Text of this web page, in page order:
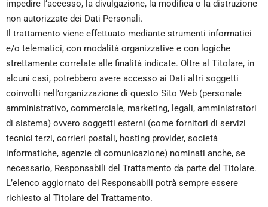
impedire l’accesso, la divulgazione, la modifica o la distruzione
non autorizzate dei Dati Personali.
Il trattamento viene effettuato mediante strumenti informatici
e/o telematici, con modalità organizzative e con logiche
strettamente correlate alle finalità indicate. Oltre al Titolare, in
alcuni casi, potrebbero avere accesso ai Dati altri soggetti
coinvolti nell’organizzazione di questo Sito Web (personale
amministrativo, commerciale, marketing, legali, amministratori
di sistema) ovvero soggetti esterni (come fornitori di servizi
tecnici terzi, corrieri postali, hosting provider, società
informatiche, agenzie di comunicazione) nominati anche, se
necessario, Responsabili del Trattamento da parte del Titolare.
L’elenco aggiornato dei Responsabili potrà sempre essere
richiesto al Titolare del Trattamento.